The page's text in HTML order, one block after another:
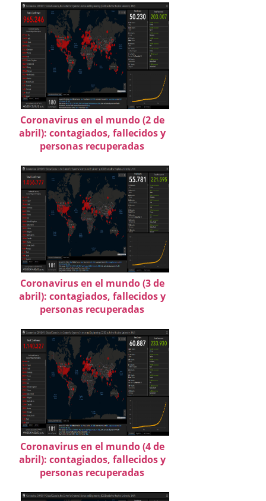
Coronavirus en el mundo (2 de
abril): contagiados, fallecidos y
personas recuperadas
Coronavirus en el mundo (3 de
abril): contagiados, fallecidos y
personas recuperadas
Coronavirus en el mundo (4 de
abril): contagiados, fallecidos y
personas recuperadas